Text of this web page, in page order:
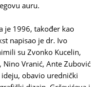
auru.
je 1996, također kao
napisao je dr. Ivo
su Zvonko Kucelin,
Vranić, Ante Zubović
obavio urednički